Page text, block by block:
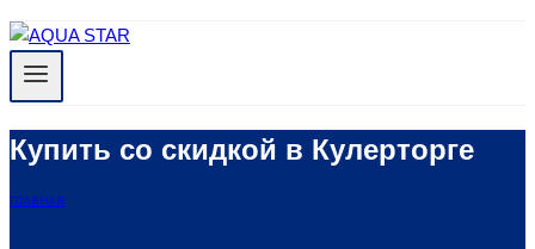
Купить со скидкой в Кулерторге
ГЛАВНАЯ